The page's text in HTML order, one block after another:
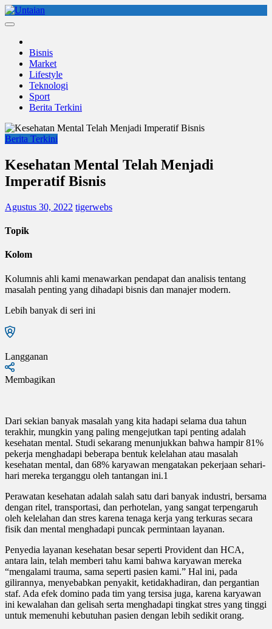
Skip
to
Bisnis
Market
Lifestyle
Teknologi
Sport
Berita Terkini
Berita Terkini
Kesehatan Mental Telah Menjadi
Imperatif Bisnis
Agustus 30, 2022 tigerwebs
Topik
Kolom
Kolumnis ahli kami menawarkan pendapat dan analisis tentang
masalah penting yang dihadapi bisnis dan manajer modern.
Lebih banyak di seri ini
Langganan
Membagikan
Dari sekian banyak masalah yang kita hadapi selama dua tahun
terakhir, mungkin yang paling mengejutkan tapi penting adalah
kesehatan mental. Studi sekarang menunjukkan bahwa hampir 81%
pekerja menghadapi beberapa bentuk kelelahan atau masalah
kesehatan mental, dan 68% karyawan mengatakan pekerjaan sehari-
hari mereka terganggu oleh tantangan ini.1
Perawatan kesehatan adalah salah satu dari banyak industri, bersama
dengan ritel, transportasi, dan perhotelan, yang sangat terpengaruh
oleh kelelahan dan stres karena tenaga kerja yang terkuras secara
fisik dan mental menghadapi puncak permintaan layanan.
Penyedia layanan kesehatan besar seperti Provident dan HCA,
antara lain, telah memberi tahu kami bahwa karyawan mereka
“mengalami trauma, sama seperti pasien kami.” Hal ini, pada
gilirannya, menyebabkan penyakit, ketidakhadiran, dan pergantian
staf. Ada efek domino pada tim yang tersisa juga, karena karyawan
ini kewalahan dan gelisah serta menghadapi tingkat stres yang tinggi
untuk memenuhi kebutuhan pasien dengan lebih sedikit orang.